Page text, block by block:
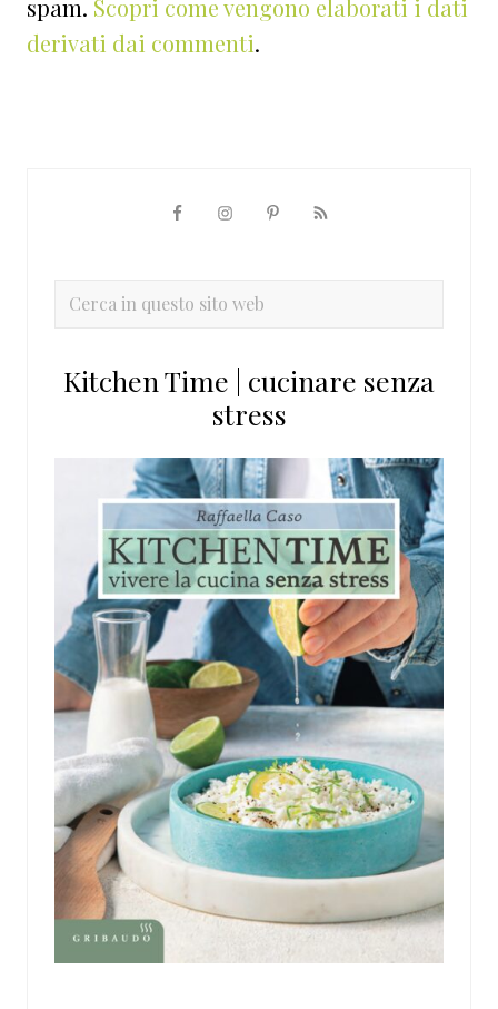
spam. Scopri come vengono elaborati i dati
derivati dai commenti.
primaria
Cerca
sito
Kitchen Time | cucinare senza
stress